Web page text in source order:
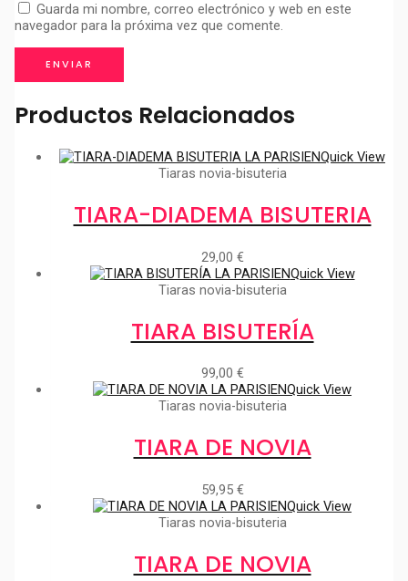
Guarda mi nombre, correo electrónico y web en este
navegador para la próxima vez que comente.
Productos Relacionados
Quick View
Tiaras novia-bisuteria
TIARA-DIADEMA BISUTERIA
29,00 €
Quick View
Tiaras novia-bisuteria
TIARA BISUTERÍA
99,00 €
Quick View
Tiaras novia-bisuteria
TIARA DE NOVIA
59,95 €
Quick View
Tiaras novia-bisuteria
TIARA DE NOVIA